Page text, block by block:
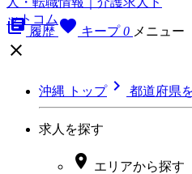
library_books 履歴 favorite キープ 0 メニュー

沖縄 トップ 都道府県
求人を探す
 エリアから探す